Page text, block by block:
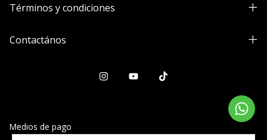
Términos y condiciones
Contactános
Medios de pago